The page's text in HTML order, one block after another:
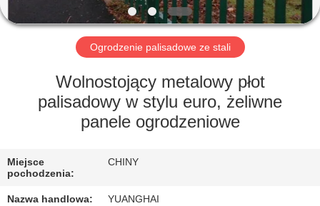
O
WYCIECZKA
KONTROLA
Ogrodzenie palisadowe ze stali
Wolnostojący metalowy płot
palisadowy w stylu euro, żeliwne
panele ogrodzeniowe
Miejsce
pochodzenia:
CHINY
Nazwa handlowa: YUANGHAI